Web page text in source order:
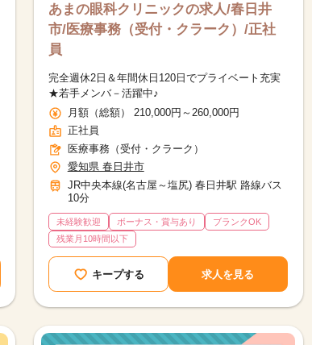
あまの眼科クリニックの求人/春日井
市/医療事務（受付・クラーク）/正社
員
完全週休2日＆年間休日120日でプライベート充実
★若手メンバ－活躍中♪
月額（総額） 210,000円～260,000円
正社員
医療事務（受付・クラーク）
愛知県 春日井市
JR中央本線(名古屋～塩尻) 春日井駅 路線バス
10分
未経験歓迎 ボーナス・賞与あり
ブランクOK
残業月10時間以下
キープする 求人を見る